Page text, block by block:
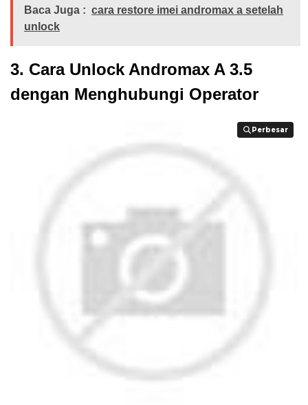
Baca Juga : cara restore imei andromax a setelah
unlock
3. Cara Unlock Andromax A 3.5
dengan Menghubungi Operator
Perbesar
Perbesar